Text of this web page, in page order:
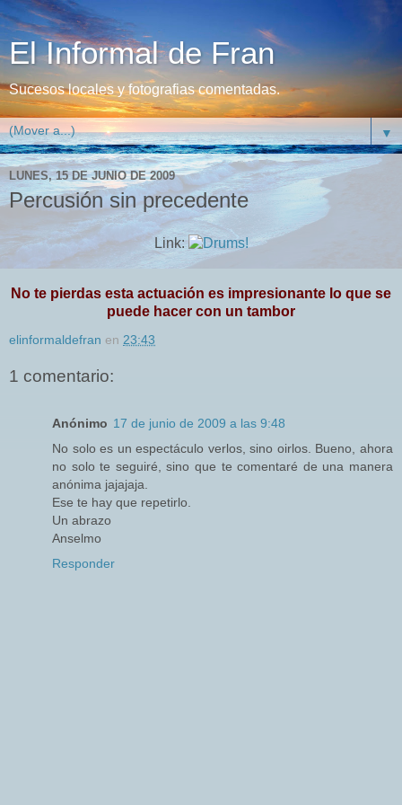
El Informal de Fran
Sucesos locales y fotografias comentadas.
▼
LUNES, 15 DE JUNIO DE 2009
Percusión sin precedente
Link:
No te pierdas esta actuación es impresionante lo que se
puede hacer con un tambor
elinformaldefran en 23:43
1 comentario:
Anónimo 17 de junio de 2009 a las 9:48
No solo es un espectáculo verlos, sino oirlos. Bueno, ahora
no solo te seguiré, sino que te comentaré de una manera
anónima jajajaja.
Ese te hay que repetirlo.
Un abrazo
Anselmo
Responder